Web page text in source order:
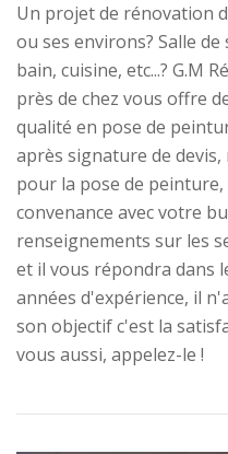
Un projet de rénovation
ou ses environs? Salle
bain, cuisine, etc...? G.M
près de chez vous offre
qualité en pose de
après signature de
pour la pose de
convenance avec votre
renseignements sur les
et il vous répondra dans
années d'expérience, il
son objectif c'est la
vous aussi, appelez-le !